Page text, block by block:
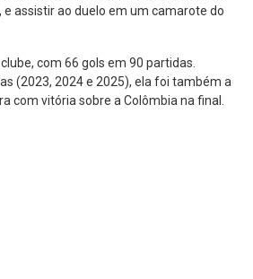
assistir ao duelo em um camarote do
com 66 gols em 90 partidas.
(2023, 2024 e 2025), ela foi também a
com vitória sobre a Colômbia na final.